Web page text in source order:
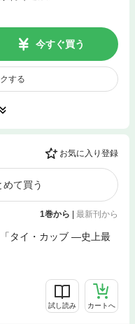
今すぐ買う
する
お気に入り登録
て買う
1巻から 最新刊から
タイ・カッブ ―史上最
試し読み カートへ